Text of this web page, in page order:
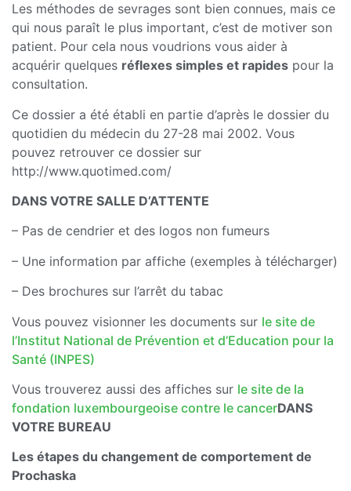
Les méthodes de sevrages sont bien connues, mais ce
qui nous paraît le plus important, c’est de motiver son
patient. Pour cela nous voudrions vous aider à
acquérir quelques réflexes simples et rapides pour la
consultation.
Ce dossier a été établi en partie d’après le dossier du
quotidien du médecin du 27-28 mai 2002. Vous
pouvez retrouver ce dossier sur
http://www.quotimed.com/
DANS VOTRE SALLE D’ATTENTE
– Pas de cendrier et des logos non fumeurs
– Une information par affiche (exemples à télécharger)
– Des brochures sur l’arrêt du tabac
Vous pouvez visionner les documents sur le site de
l’Institut National de Prévention et d’Education pour la
Santé (INPES)
Vous trouverez aussi des affiches sur le site de la
fondation luxembourgeoise contre le cancerDANS
VOTRE BUREAU
Les étapes du changement de comportement de
Prochaska